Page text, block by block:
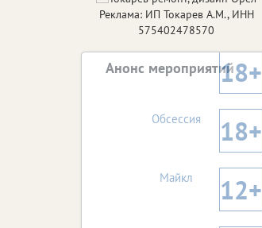
Реклама: ИП Токарев А.М., ИНН
575402478570
Анонс мероприятий18+
Обсессия 18+
Майкл 12+